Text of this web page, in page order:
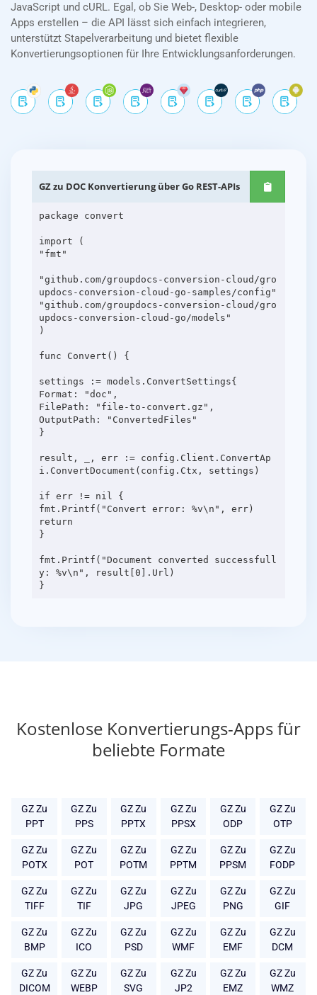
JavaScript und cURL. Egal, ob Sie Web-, Desktop- oder mobile
Apps erstellen – die API lässt sich einfach integrieren,
unterstützt Stapelverarbeitung und bietet flexible
Konvertierungsoptionen für Ihre Entwicklungsanforderungen.
GZ zu DOC Konvertierung über Go REST-APIs
package convert
import (
"fmt"
"github.com/groupdocs-conversion-cloud/gro
updocs-conversion-cloud-go-samples/config"
"github.com/groupdocs-conversion-cloud/gro
updocs-conversion-cloud-go/models"
)
func Convert() {
settings := models.ConvertSettings{
Format: "doc",
FilePath: "file-to-convert.gz",
OutputPath: "ConvertedFiles"
}
result, _, err := config.Client.ConvertAp
i.ConvertDocument(config.Ctx, settings)
if err != nil {
fmt.Printf("Convert error: %v\n", err)
return
}
fmt.Printf("Document converted successfull
y: %v\n", result[0].Url)
Kostenlose Konvertierungs-Apps für
beliebte Formate
GZ Zu
PPT
GZ Zu
PPS
GZ Zu
PPTX
GZ Zu
PPSX
GZ Zu
ODP
GZ Zu
OTP
GZ Zu
POTX
GZ Zu
POT
GZ Zu
POTM
GZ Zu
PPTM
GZ Zu
PPSM
GZ Zu
FODP
GZ Zu
TIFF
GZ Zu
TIF
GZ Zu
JPG
GZ Zu
JPEG
GZ Zu
PNG
GZ Zu
GIF
GZ Zu
BMP
GZ Zu
ICO
GZ Zu
PSD
GZ Zu
WMF
GZ Zu
EMF
GZ Zu
DCM
GZ Zu
DICOM
GZ Zu
WEBP
GZ Zu
SVG
GZ Zu
JP2
GZ Zu
EMZ
GZ Zu
WMZ